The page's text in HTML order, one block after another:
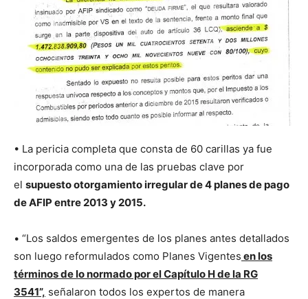
• La pericia completa que consta de 60 carillas ya fue
incorporada como una de las pruebas clave por
el supuesto otorgamiento irregular de 4 planes de pago
de AFIP entre 2013 y 2015.
• “Los saldos emergentes de los planes antes detallados
son luego reformulados como Planes Vigentes en los
términos de lo normado por el Capítulo H de la RG
3541”, señalaron todos los expertos de manera